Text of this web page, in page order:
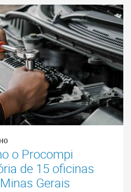
o Procompi
de 15 oficinas
Gerais